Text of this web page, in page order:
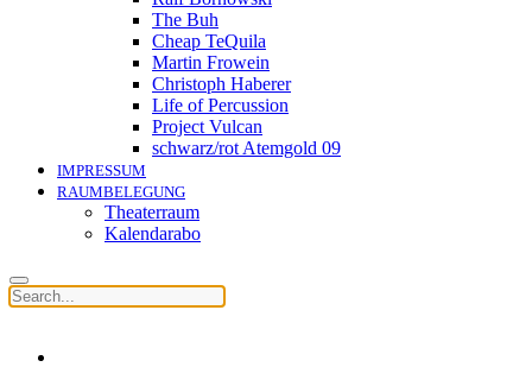
The Buh
Cheap TeQuila
Martin Frowein
Christoph Haberer
Life of Percussion
Project Vulcan
schwarz/rot Atemgold 09
IMPRESSUM
RAUMBELEGUNG
Theaterraum
Kalendarabo